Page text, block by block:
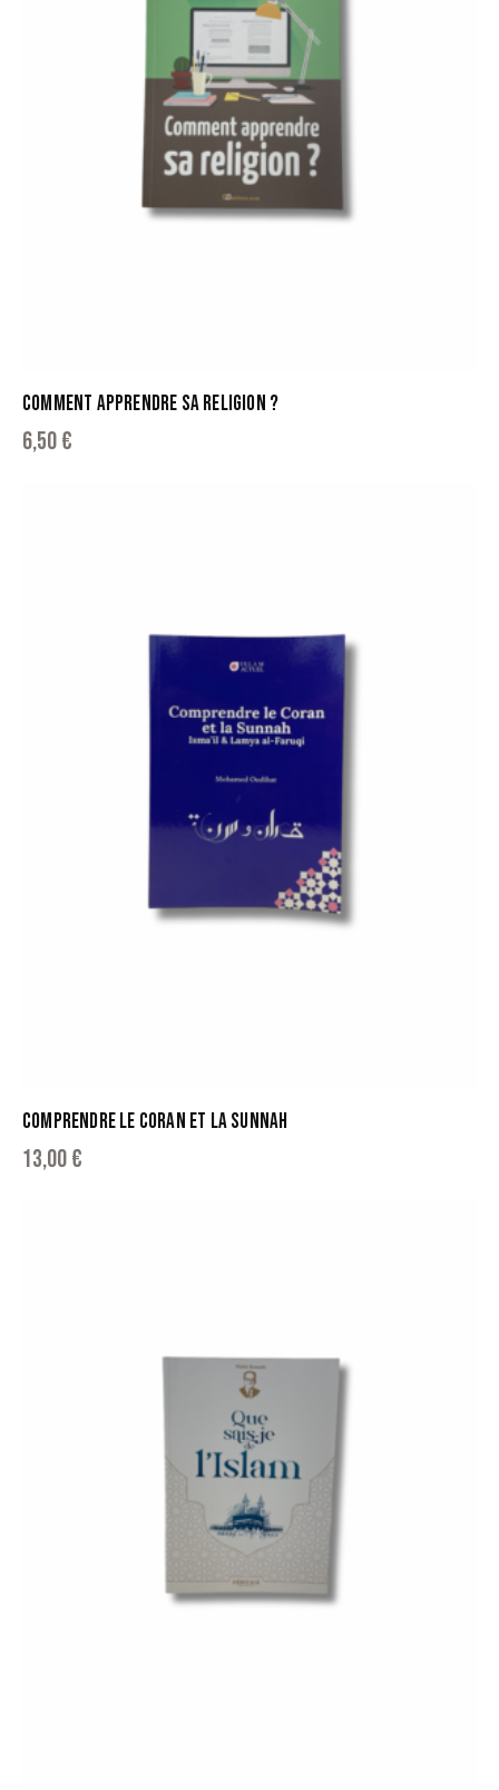
COMMENT APPRENDRE SA RELIGION ?
6,50€
COMPRENDRE LE CORAN ET LA SUNNAH
13,00€